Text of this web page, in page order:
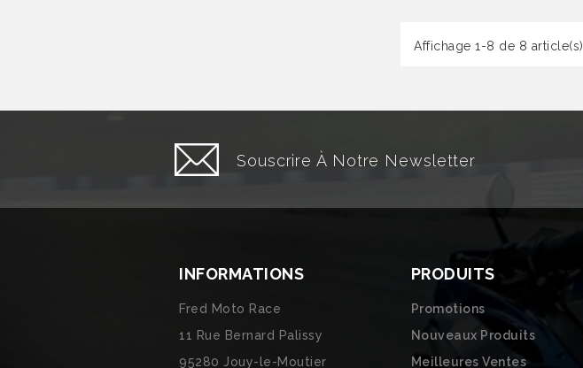
Affichage 1-8 de 8 article(s)
Souscrire À Notre Newsletter
INFORMATIONS
Fred Moto Race
11 Rue Bernard Palissy
95280 Jouy-le-Moutier
PRODUITS
Promotions
Nouveaux Produits
Meilleures Ventes